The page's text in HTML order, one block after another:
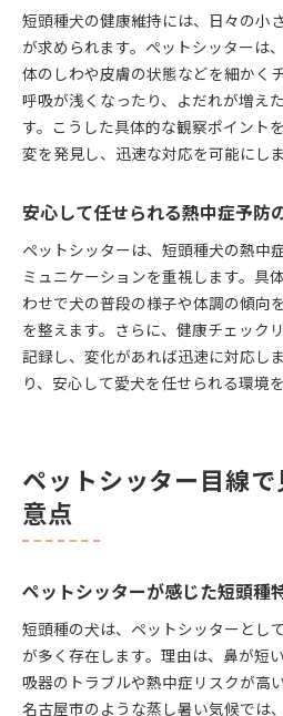
短頭種犬の健康維持には、日々の小
が求められます。ペットシッターは
体のしわや皮膚の状態などを細かく
呼吸が浅くなったり、よだれが増え
す。こうした具体的な観察ポイント
変を発見し、迅速な対応を可能にしま
安心して任せられる熱中症予防
ペットシッターは、短頭種犬の熱中
ミュニケーションを重視します。具
わせで犬の普段の様子や体調の傾向
を整えます。さらに、健康チェック
記録し、変化があれば迅速に対応し
り、安心して愛犬を任せられる環境
ペットシッター目線
意点
ペットシッターが感じた短頭種
短頭種の犬は、ペットシッターとし
が多く存在します。理由は、鼻が短
吸器のトラブルや熱中症リスクが高
名古屋市のような蒸し暑い気候では